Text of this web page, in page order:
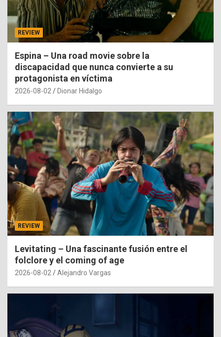
REVIEW
Espina – Una road movie sobre la
discapacidad que nunca convierte a su
protagonista en víctima
2026-08-02 Dionar Hidalgo
REVIEW
Levitating – Una fascinante fusión entre el
folclore y el coming of age
2026-08-02 Alejandro Vargas